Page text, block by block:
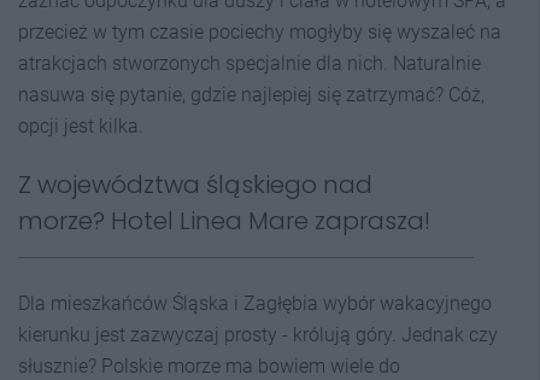
przecież w tym czasie pociechy mogłyby się wyszaleć na
atrakcjach stworzonych specjalnie dla nich. Naturalnie
nasuwa się pytanie, gdzie najlepiej się zatrzymać? Cóż,
opcji jest kilka.
Z województwa śląskiego nad
morze? Hotel Linea Mare zaprasza!
Dla mieszkańców Śląska i Zagłębia wybór wakacyjnego
kierunku jest zazwyczaj prosty - królują góry. Jednak czy
słusznie? Polskie morze ma bowiem wiele do